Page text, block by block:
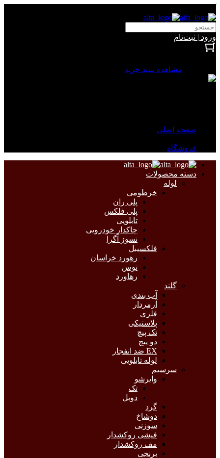
ورود | ثبت‌نام
مشاهده سبد خرید
صفحه اصلی
فروشگاه
دسته محصولات
لوله
خرطومی
پلی ران
پلی فلکس
تابلویی
چاکدار خودرویی
نسوز آگرا
فلکسیبل
رهورد خراسان
توس
رهاورد
گلند
آب بندی
آرمردار
فلزی
پلاستیکی
تک پیچ
دو پیچ
EX ضد انفجار
لوله تابلویی
سرسیم
وایرشو
تک
دوبل
گرد
دوشاخ
سوزنی
فیشی روکشدار
مف روکشدار
برنجی